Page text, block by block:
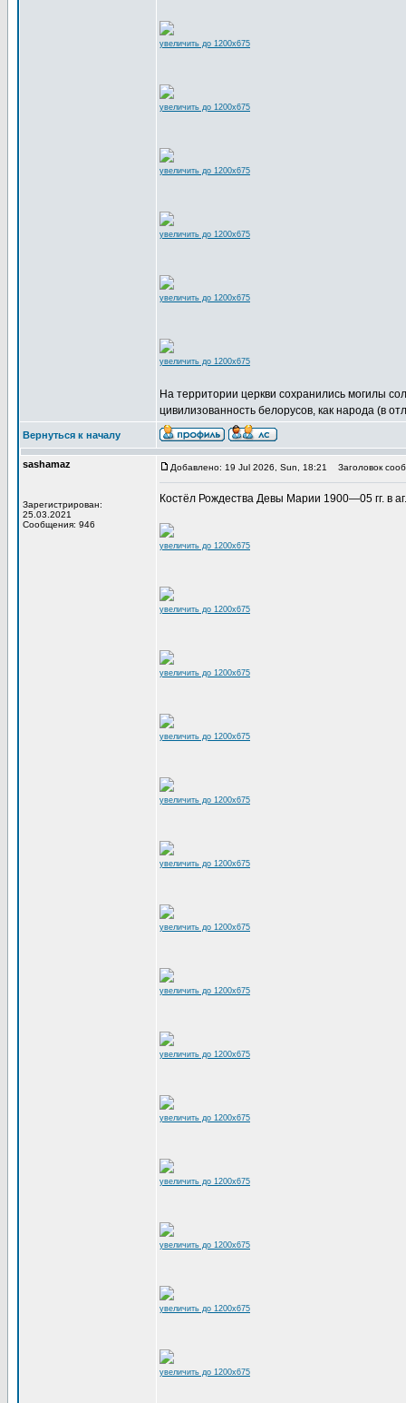
увеличить до 1200x675
увеличить до 1200x675
увеличить до 1200x675
увеличить до 1200x675
увеличить до 1200x675
увеличить до 1200x675
На территории церкви сохранились могилы
цивилизованность белорусов, как народа (в
Вернуться к началу
sashamaz
Зарегистрирован:
25.03.2021
Сообщения: 946
Добавлено: 19 Jul 2026, Sun, 18:21 Заголовок
Костёл Рождества Девы Марии 1900—05 гг. в
увеличить до 1200x675
увеличить до 1200x675
увеличить до 1200x675
увеличить до 1200x675
увеличить до 1200x675
увеличить до 1200x675
увеличить до 1200x675
увеличить до 1200x675
увеличить до 1200x675
увеличить до 1200x675
увеличить до 1200x675
увеличить до 1200x675
увеличить до 1200x675
увеличить до 1200x675